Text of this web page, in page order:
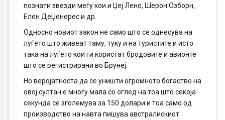
познати звезди меѓу кои и Џеј Лено, Шерон Озборн,
Елен ДеЏенерес и др.
Односно новиот закон не само што се однесува на
луѓето што живеат таму, туку и на туристите и исто
така на луѓето кои ги користат бродовите и авионте
што се регистрирани во Брунеј.
Но веројатноста да се уништи огромното богаство на
овој султан е многу мала со оглед на тоа што секоја
секунда се зголемува за 150 долари и тоа само од
производство на навта пишува австралискиот